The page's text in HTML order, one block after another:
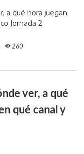
260
ver, a qué
qué canal y